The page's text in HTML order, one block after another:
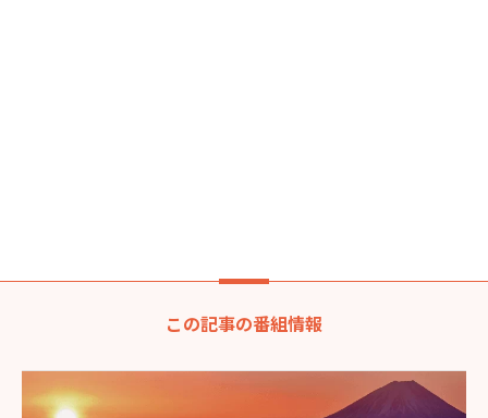
この記事の番組情報